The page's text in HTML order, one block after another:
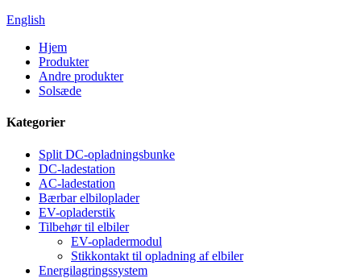
English
Hjem
Produkter
Andre produkter
Solsæde
Kategorier
Split DC-opladningsbunke
DC-ladestation
AC-ladestation
Bærbar elbiloplader
EV-opladerstik
Tilbehør til elbiler
EV-opladermodul
Stikkontakt til opladning af elbiler
Energilagringssystem